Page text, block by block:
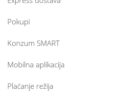
Pokupi
Konzum SMART
Mobilna aplikacija
Plaćanje režija